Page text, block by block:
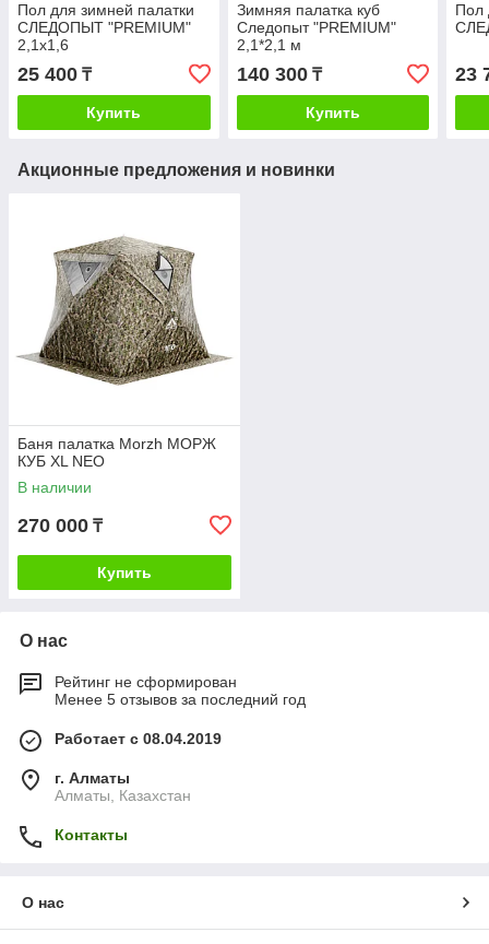
Пол для зимней палатки
СЛЕДОПЫТ "PREMIUM"
2,1х1,6
25 400 ₸
Купить
Зимняя палатка куб
Следопыт "PREMIUM"
2,1*2,1 м
140 300₸
Купить
Пол
23
Акционные предложения и новинки
Баня палатка Morzh МОРЖ
КУБ XL NEO
В наличии
270 000 ₸
Купить
О нас
Рейтинг не сформирован
Менее 5 отзывов за последний год
Работает с 08.04.2019
г. Алматы
Алматы, Казахстан
Контакты
О нас